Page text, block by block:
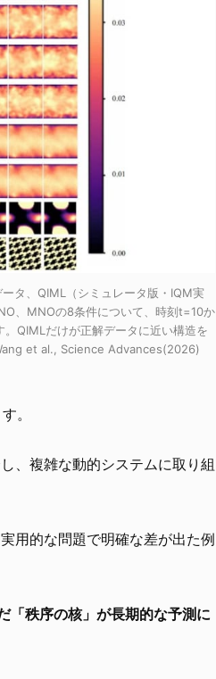
タ、QIML（シミュレータ版・IQM実
、MNOの8条件について、時刻t=10か
QIMLだけが正解データに近い構造を
et al., Science Advances(2026)
。
、複雑な動的システムに取り組
用的な問題で明確な差が出た例
「秩序の核」が長期的な予測に